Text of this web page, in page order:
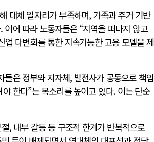
대체 일자리가 부족하며, 가족과 주거 기반
에 따라 노동자들은 “지역을 떠나지 않고
다변화를 통한 지속가능한 고용 모델을 제
은 정부와 지자체, 발전사가 공동으로 책임
한다”는 목소리를 높이고 있다. 이는 단순
, 내부 갈등 등 구조적 한계가 반복적으로